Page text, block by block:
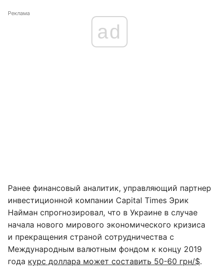
Реклама
ad
Ранее финансовый аналитик, управляющий партнер
инвестиционной компании Capital Times Эрик
Найман спрогнозировал, что в Украине в случае
начала нового мирового экономического кризиса
и прекращения страной сотрудничества с
Международным валютным фондом к концу 2019
года курс доллара может составить 50-60 грн/$.